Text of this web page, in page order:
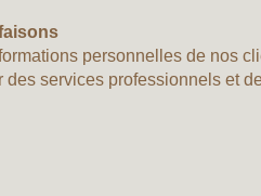
personnelles de nos
services professionnels et